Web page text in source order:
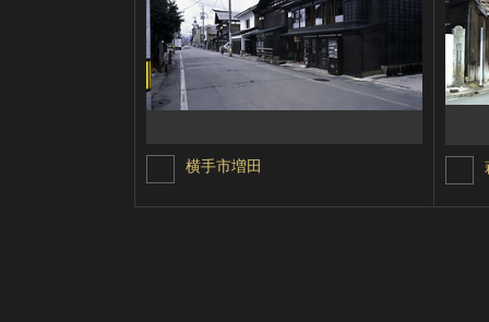
横手市増田